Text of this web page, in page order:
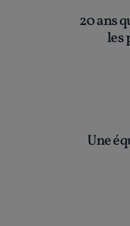
20 ans
les
Une